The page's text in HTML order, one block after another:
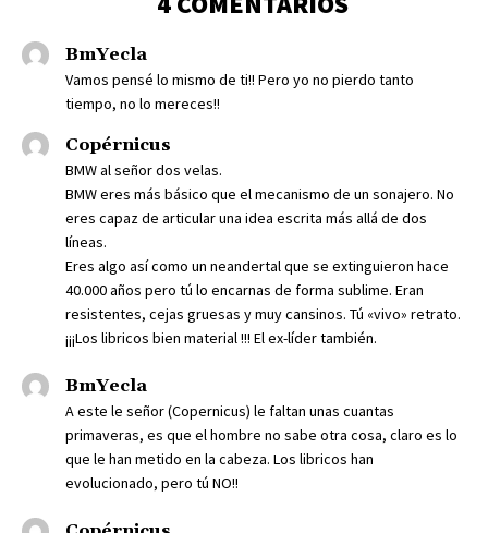
BmYecla
Vamos pensé lo mismo de ti!! Pero yo no pierdo tanto
tiempo, no lo mereces!!
Copérnicus
BMW al señor dos velas.
BMW eres más básico que el mecanismo de un sonajero. No
eres capaz de articular una idea escrita más allá de dos
líneas.
Eres algo así como un neandertal que se extinguieron hace
40.000 años pero tú lo encarnas de forma sublime. Eran
resistentes, cejas gruesas y muy cansinos. Tú «vivo» retrato.
¡¡¡Los libricos bien material !!! El ex-líder también.
BmYecla
A este le señor (Copernicus) le faltan unas cuantas
primaveras, es que el hombre no sabe otra cosa, claro es lo
que le han metido en la cabeza. Los libricos han
evolucionado, pero tú NO!!